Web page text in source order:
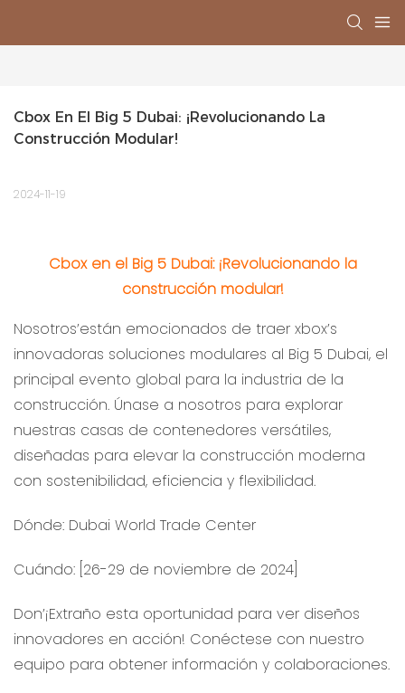
Cbox En El Big 5 Dubai: ¡Revolucionando La
Construcción Modular!
2024-11-19
Cbox en el Big 5 Dubai: ¡Revolucionando la
construcción modular!
Nosotros’están emocionados de traer xbox’s
innovadoras soluciones modulares al Big 5 Dubai, el
principal evento global para la industria de la
construcción. Únase a nosotros para explorar
nuestras casas de contenedores versátiles,
diseñadas para elevar la construcción moderna
con sostenibilidad, eficiencia y flexibilidad.
Dónde: Dubai World Trade Center
Cuándo: [26-29 de noviembre de 2024]
Don’¡Extraño esta oportunidad para ver diseños
innovadores en acción! Conéctese con nuestro
equipo para obtener información y colaboraciones.